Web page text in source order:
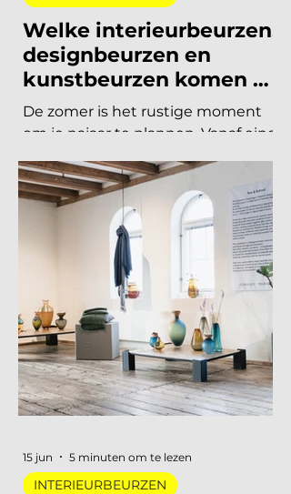
Summit keert terug op 10
november en de presale is
begonnen! Vorig jaar u
Welke interieurbeurzen,
designbeurzen en
kunstbeurzen komen er
nog aan in 2026?
De zomer is het rustige moment
om je najaar te plannen. Vanaf eind
augustus draait de
beurzencarrousel weer op volle
toeren, met een Nederlandse en
Belgische agenda die piekt in
september en november, en een
internationale kalender die loopt
van Helsinki tot Miami. Hieronder
vind je alle relevante
en kunstbeurzen van augustus tot
en met december 2026, op datum
INTERIEURBEURZEN
19 jun 8 minuten om te lezen